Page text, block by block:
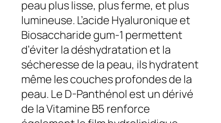
peau plus lisse, plus ferme, et plus
lumineuse. L’acide Hyaluronique et
Biosaccharide gum-1 permettent
d’éviter la déshydratation et la
sécheresse de la peau, ils hydratent
même les couches profondes de la
peau. Le D-Panthénol est un dérivé
de la Vitamine B5 renforce